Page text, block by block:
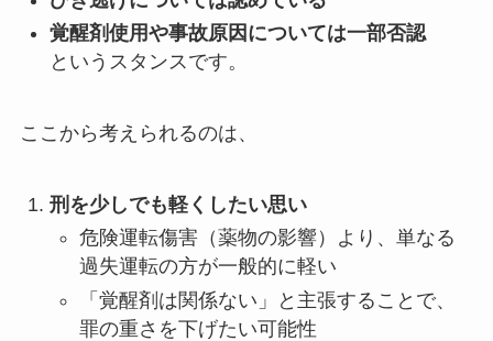
覚醒剤使用や事故原因については一部否認
というスタンスです。
ここから考えられるのは、
刑を少しでも軽くしたい思い
危険運転傷害（薬物の影響）より、単なる
過失運転の方が一般的に軽い
「覚醒剤は関係ない」と主張することで、
罪の重さを下げたい可能性